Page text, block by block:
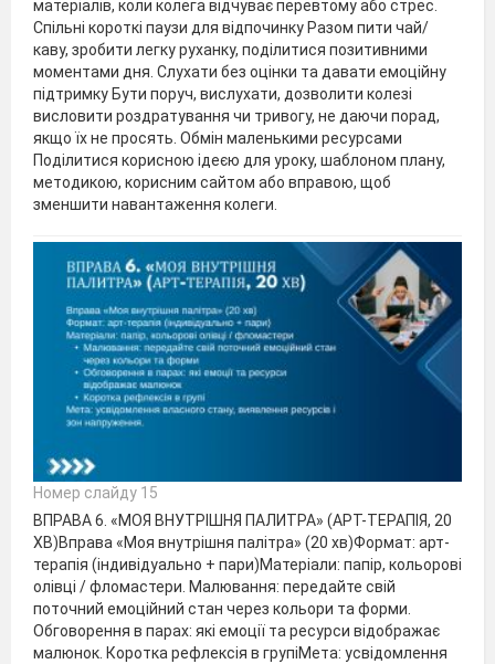
матеріалів, коли колега відчуває перевтому або стрес.
Спільні короткі паузи для відпочинку Разом пити чай/
каву, зробити легку руханку, поділитися позитивними
моментами дня. Слухати без оцінки та давати емоційну
підтримку Бути поруч, вислухати, дозволити колезі
висловити роздратування чи тривогу, не даючи порад,
якщо їх не просять. Обмін маленькими ресурсами
Поділитися корисною ідеєю для уроку, шаблоном плану,
методикою, корисним сайтом або вправою, щоб
зменшити навантаження колеги.
Номер слайду 15
ВПРАВА 6. «МОЯ ВНУТРІШНЯ ПАЛИТРА» (АРТ-ТЕРАПІЯ, 20
ХВ)Вправа «Моя внутрішня палітра» (20 хв)Формат: арт-
терапія (індивідуально + пари)Матеріали: папір, кольорові
олівці / фломастери. Малювання: передайте свій
поточний емоційний стан через кольори та форми.
Обговорення в парах: які емоції та ресурси відображає
малюнок. Коротка рефлексія в групіМета: усвідомлення